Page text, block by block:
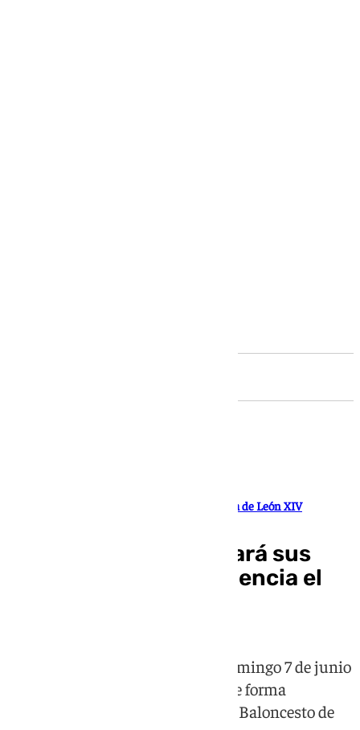
No se podrán hacer en el Bernábeu por la visita de León XIV
El Real Madrid celebrará sus
elecciones a la presidencia el
Las votaciones se celebrarán el domingo 7 de junio
entre las 9.00 y las 20:00 horas, de forma
ininterrumpida, en el Pabellón de Baloncesto de